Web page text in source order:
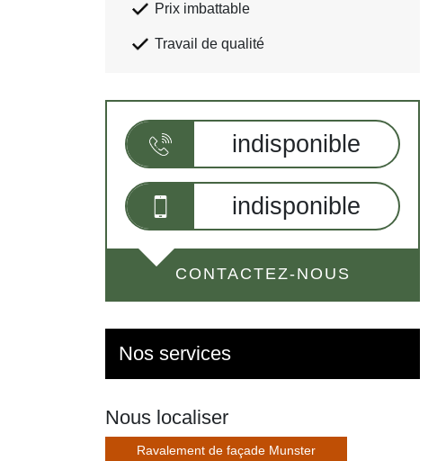
Prix imbattable
Travail de qualité
indisponible
indisponible
CONTACTEZ-NOUS
Nos services
Nous localiser
Ravalement de façade Munster